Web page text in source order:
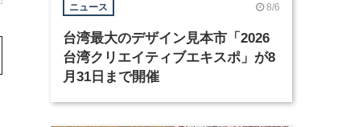
ニュース 8/6
台湾最大のデザイン見本市「2026
台湾クリエイティブエキスポ」が8
月31日まで開催